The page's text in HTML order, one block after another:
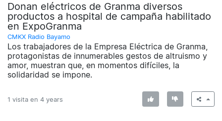
Donan eléctricos de Granma diversos
productos a hospital de campaña habilitado
en ExpoGranma
CMKX Radio Bayamo
Los trabajadores de la Empresa Eléctrica de Granma,
protagonistas de innumerables gestos de altruismo y
amor, muestran que, en momentos difíciles, la
solidaridad se impone.
1 visita en 4 years